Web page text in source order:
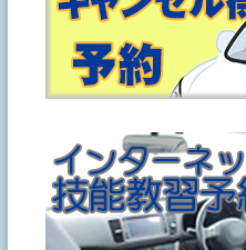
シ
ョ
ン